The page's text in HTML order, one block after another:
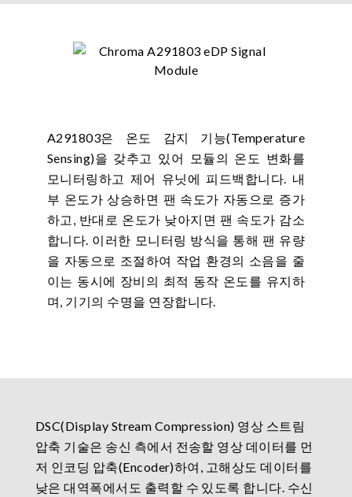
A291803은 온도 감지 기능(Temperature
Sensing)을 갖추고 있어 모듈의 온도 변화를
모니터링하고 제어 유닛에 피드백합니다. 내
부 온도가 상승하면 팬 속도가 자동으로 증가
하고, 반대로 온도가 낮아지면 팬 속도가 감소
합니다. 이러한 모니터링 방식을 통해 팬 유량
을 자동으로 조절하여 작업 환경의 소음을 줄
이는 동시에 장비의 최적 동작 온도를 유지하
며, 기기의 수명을 연장합니다.
DSC(Display Stream Compression) 영상 스트림
압축 기술은 송신 측에서 전송할 영상 데이터를 먼
저 인코딩 압축(Encoder)하여, 고해상도 데이터를
낮은 대역폭에서도 출력할 수 있도록 합니다. 수신